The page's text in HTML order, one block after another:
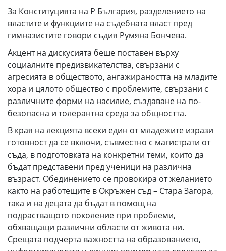
За Конституцията на Р България, разделението на
властите и функциите на съдебната власт пред
гимназистите говори съдия Румяна Бончева.
Акцент на дискусията беше поставен върху
социалните предизвикателства, свързани с
агресията в обществото, ангажираността на младите
хора и цялото общество с проблемите, свързани с
различните форми на насилие, създаване на по-
безопасна и толерантна среда за общността.
В края на лекцията всеки един от младежите изрази
готовност да се включи, съвместно с магистрати от
съда, в подготовката на конкретни теми, които да
бъдат представени пред ученици на различна
възраст. Обединението се провокира от желанието
както на работещите в Окръжен съд – Стара Загора,
така и на децата да бъдат в помощ на
подрастващото поколение при проблеми,
обхващащи различни области от живота ни.
Срещата подчерта важността на образованието,